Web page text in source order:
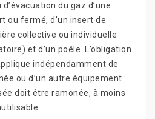
du gaz d’une
ou fermé, d’un insert de
collective ou individuelle
et d’un poêle. L’obligation
indépendamment de
ou d’un autre équipement :
doit être ramonée, à moins